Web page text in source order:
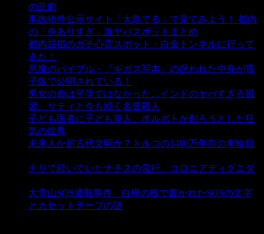
の悲劇
事故物件公示サイト「大島てる」で見てみよう！ 都内
の「炎ありすぎ」激ヤバスポットまとめ
都内屈指のガチ心霊スポット・白金トンネルに行って
きた！
悪魔のバイブル・『ギガス写本』の呪われた中身が電
子版で公開されている！
男女の命は平等ではなかった…インドのヤバすぎる風
習、サティと今も続く名誉殺人
子ども医者に子ども軍人、ポルポトが創ろうとした狂
気の世界
未来人か超古代文明か？トルコの1400万年前の車輪痕
チリで続いていたナチスの蛮行、コロニアディグニダ
大雪山SOS遭難事件 白樺の枝で書かれたSOSの文字
とカセットテープの謎